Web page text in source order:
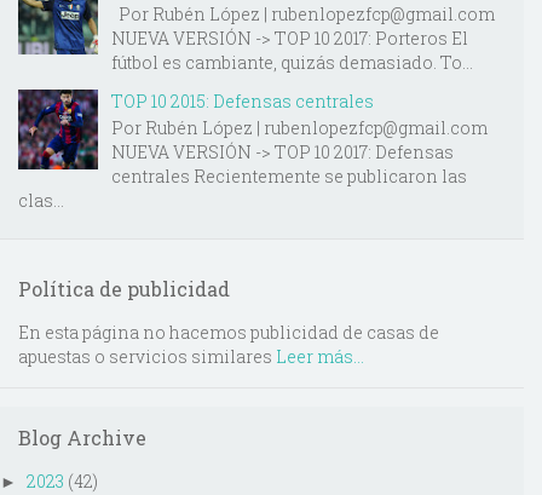
Por Rubén López | rubenlopezfcp@gmail.com
NUEVA VERSIÓN -> TOP 10 2017: Porteros El
fútbol es cambiante, quizás demasiado. To...
TOP 10 2015: Defensas centrales
Por Rubén López | rubenlopezfcp@gmail.com
NUEVA VERSIÓN -> TOP 10 2017: Defensas
centrales Recientemente se publicaron las
clas...
Política de publicidad
En esta página no hacemos publicidad de casas de
apuestas o servicios similares Leer más...
Blog Archive
► 2023 (42)